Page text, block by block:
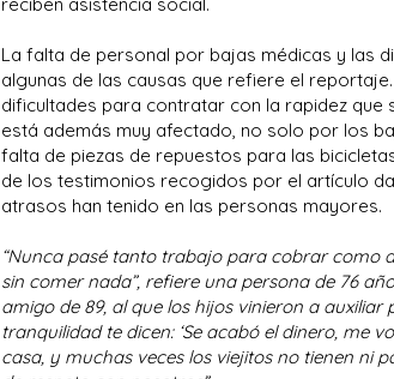
La falta de personal por bajas médicas y las
algunas de las causas que refiere el
dificultades para contratar con la rapidez que
está además muy afectado, no solo por los
falta de piezas de repuestos para las
de los testimonios recogidos por el artículo
atrasos han tenido en las personas mayores.
“Nunca pasé tanto trabajo para cobrar como
sin comer nada”, refiere una persona de 76
amigo de 89, al que los hijos vinieron a
tranquilidad te dicen: ‘Se acabó el dinero, me
casa, y muchas veces los viejitos no tienen ni